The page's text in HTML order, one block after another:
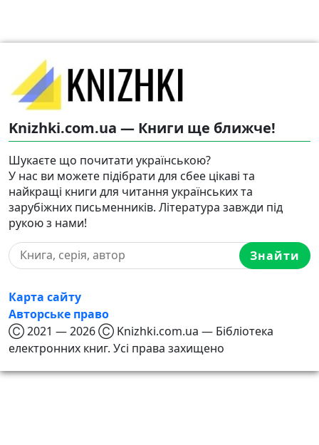
Knizhki.com.ua — Книги ще ближче!
Шукаєте що почитати українською?
У нас ви можете підібрати для сбее цікаві та
найкращі книги для читання українських та
зарубіжних письменників. Література завжди під
рукою з нами!
Знайти
Карта сайту
Авторське право
Ⓒ 2021 — 2026 Ⓒ Knizhki.com.ua — Бібліотека
електронних книг. Усі права захищено